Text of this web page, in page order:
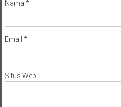
Nama *
Email *
Situs Web